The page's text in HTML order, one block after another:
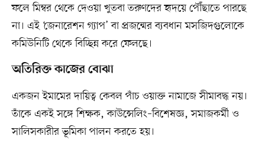
ফলে মিম্বর থেকে দেওয়া খুতবা তরুণদের হৃদয়ে পৌঁছাতে পারছে
না। এই ‘জেনারেশন গ্যাপ’ বা প্রজন্মের ব্যবধান মসজিদগুলোকে
কমিউনিটি থেকে বিচ্ছিন্ন করে ফেলছে।
অতিরিক্ত কাজের বোঝা
একজন ইমামের দায়িত্ব কেবল পাঁচ ওয়াক্ত নামাজে সীমাবদ্ধ নয়।
তাঁকে একই সঙ্গে শিক্ষক, কাউন্সেলিং–বিশেষজ্ঞ, সমাজকর্মী ও
সালিসকারীর ভূমিকা পালন করতে হয়।